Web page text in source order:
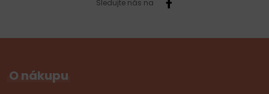
Sledujte nás na
O nákupu